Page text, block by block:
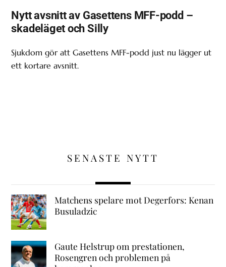
Nytt avsnitt av Gasettens MFF-podd –
skadeläget och Silly
Sjukdom gör att Gasettens MFF-podd just nu lägger ut
ett kortare avsnitt.
SENASTE NYTT
Matchens spelare mot Degerfors: Kenan
Busuladzic
Gaute Helstrup om prestationen,
Rosengren och problemen på